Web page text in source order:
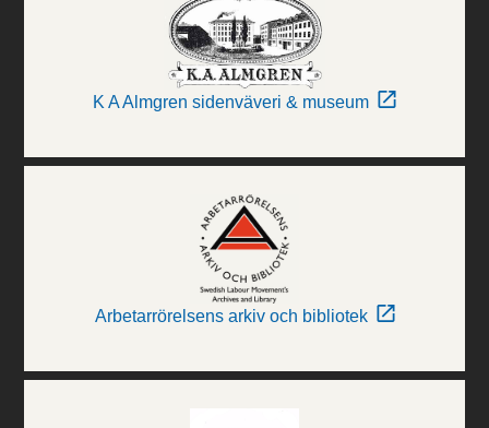
K A Almgren sidenväveri & museum
Arbetarrörelsens arkiv och bibliotek